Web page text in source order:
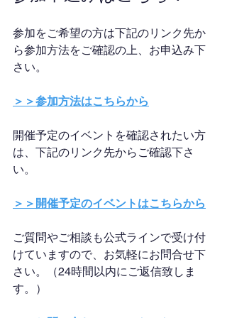
参加をご希望の方は下記のリンク先か
ら参加方法をご確認の上、お申込み下
さい。
＞＞参加方法はこちらから
開催予定のイベントを確認されたい方
は、下記のリンク先からご確認下さ
い。
＞＞開催予定のイベントはこちらから
ご質問やご相談も公式ラインで受け付
けていますので、お気軽にお問合せ下
さい。（24時間以内にご返信致しま
す。）